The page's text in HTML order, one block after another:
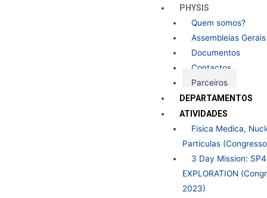
PHYSIS
Quem somos?
Assembleias Gerais
Documentos
Contactos
Parceiros
DEPARTAMENTOS
ATIVIDADES
Fisica Medica,
Particulas
3 Day Mission:
EXPLORATION
2023)